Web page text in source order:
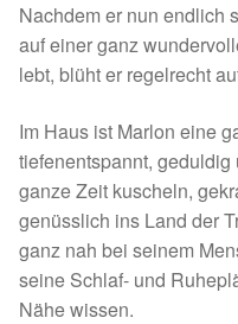
Spenden 2023
Januar bis Juni
Spenden 2022
Juli bis Dezember
Nachdem er nun endlich
auf einer ganz
lebt, blüht er regelrecht
Im Haus ist Marlon eine
tiefenentspannt,
ganze Zeit kuscheln,
genüsslich ins Land der
ganz nah bei seinem
seine Schlaf- und
Nähe wissen.